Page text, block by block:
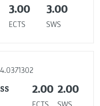
3.00
ECTS
3.00
SWS
2.00 2.00